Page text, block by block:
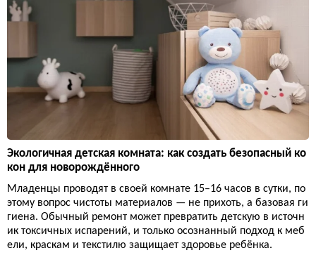
Экологичная детская комната: как создать безопасный ко
кон для новорождённого
Младенцы проводят в своей комнате 15–16 часов в сутки, по
этому вопрос чистоты материалов — не прихоть, а базовая ги
гиена. Обычный ремонт может превратить детскую в источн
ик токсичных испарений, и только осознанный подход к меб
ели, краскам и текстилю защищает здоровье ребёнка.